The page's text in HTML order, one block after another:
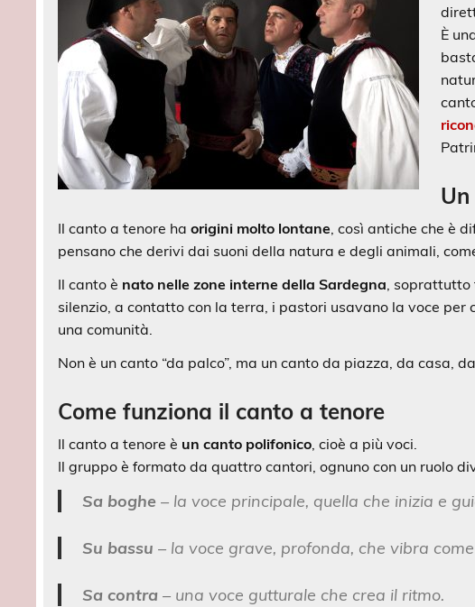
È
Il canto a tenore haorigini molto lontane , così antiche che è
pensano che derivi dai suoni della natura e degli animali,
Il canto è nato nelle zone interne della Sardegna ,
silenzio, a contatto con la terra, i pastori usavano la voce
una comunità.
Non è un canto “da palco”, ma un canto da piazza, da casa,
Come funziona il canto a tenore
Il canto a tenore è un canto polifonico , cioè a più voci.
Il gruppo è formato da quattro cantori, ognuno con un ruolo
Sa boghe – la voce principale, quella che inizia e
Su bassu – la voce grave, profonda, che vibra
Sa contra– una voce gutturale che crea il ritmo.